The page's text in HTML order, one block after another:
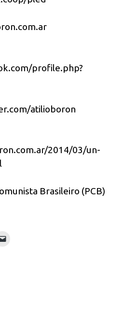
profile.php?
atilioboron
2014/03/un-
Brasileiro (PCB)